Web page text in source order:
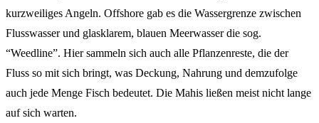
kurzweiliges Angeln. Offshore gab es die Wassergrenze zwischen
Flusswasser und glasklarem, blauen Meerwasser die sog.
“Weedline”. Hier sammeln sich auch alle Pflanzenreste, die der
Fluss so mit sich bringt, was Deckung, Nahrung und demzufolge
auch jede Menge Fisch bedeutet. Die Mahis ließen meist nicht lange
auf sich warten.